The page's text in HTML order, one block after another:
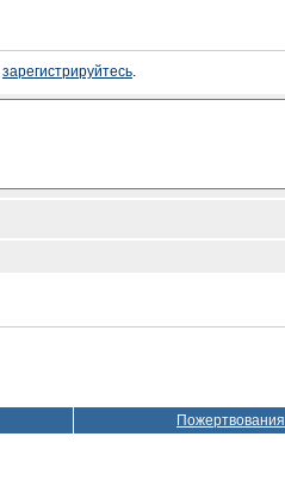
зарегистрируйтесь.
Пожертвования